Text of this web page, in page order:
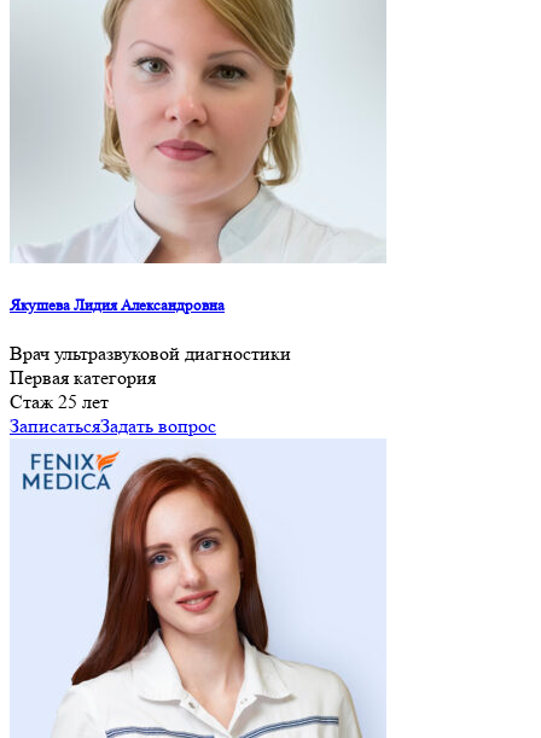
Якушева Лидия Александровна
Врач ультразвуковой диагностики
Первая категория
Cтаж 25 лет
ЗаписатьсяЗадать вопрос